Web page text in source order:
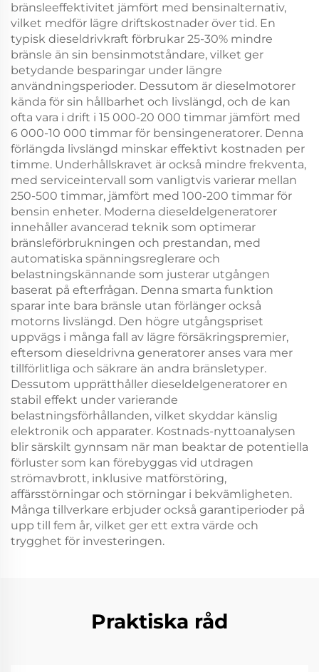
bränsleeffektivitet jämfört med bensinalternativ,
vilket medför lägre driftskostnader över tid. En
typisk dieseldrivkraft förbrukar 25-30% mindre
bränsle än sin bensinmotståndare, vilket ger
betydande besparingar under längre
användningsperioder. Dessutom är dieselmotorer
kända för sin hållbarhet och livslängd, och de kan
ofta vara i drift i 15 000-20 000 timmar jämfört med
6 000-10 000 timmar för bensingeneratorer. Denna
förlängda livslängd minskar effektivt kostnaden per
timme. Underhållskravet är också mindre frekventa,
med serviceintervall som vanligtvis varierar mellan
250-500 timmar, jämfört med 100-200 timmar för
bensin enheter. Moderna dieseldelgeneratorer
innehåller avancerad teknik som optimerar
bränsleförbrukningen och prestandan, med
automatiska spänningsreglerare och
belastningskännande som justerar utgången
baserat på efterfrågan. Denna smarta funktion
sparar inte bara bränsle utan förlänger också
motorns livslängd. Den högre utgångspriset
uppvägs i många fall av lägre försäkringspremier,
eftersom dieseldrivna generatorer anses vara mer
tillförlitliga och säkrare än andra bränsletyper.
Dessutom upprätthåller dieseldelgeneratorer en
stabil effekt under varierande
belastningsförhållanden, vilket skyddar känslig
elektronik och apparater. Kostnads-nyttoanalysen
blir särskilt gynnsam när man beaktar de potentiella
förluster som kan förebyggas vid utdragen
strömavbrott, inklusive matförstöring,
affärsstörningar och störningar i bekvämligheten.
Många tillverkare erbjuder också garantiperioder på
upp till fem år, vilket ger ett extra värde och
trygghet för investeringen.
Praktiska råd